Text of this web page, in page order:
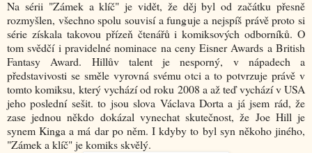
Na sérii "Zámek a klíč" je vidět, že děj byl od začátku přesně
rozmyšlen, všechno spolu souvisí a funguje a nejspíš právě proto si
série získala takovou přízeň čtenářů i komiksových odborníků. O
tom svědčí i pravidelné nominace na ceny Eisner Awards a British
Fantasy Award. Hillův talent je nesporný, v nápadech a
představivosti se směle vyrovná svému otci a to potvrzuje právě v
tomto komiksu, který vychází od roku 2008 a až teď vychází v USA
jeho poslední sešit. to jsou slova Václava Dorta a já jsem rád, že
zase jednou někdo dokázal vynechat skutečnost, že Joe Hill je
synem Kinga a má dar po něm. I kdyby to byl syn někoho jiného,
"Zámek a klíč" je komiks skvělý.